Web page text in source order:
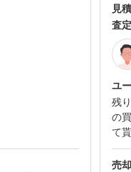
見
査
ユ
残
の
て
売